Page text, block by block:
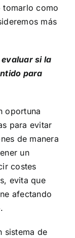
tomarlo como
más
si la
para
oportuna
para evitar
de manera
un
costes
evita que
afectando
sistema de